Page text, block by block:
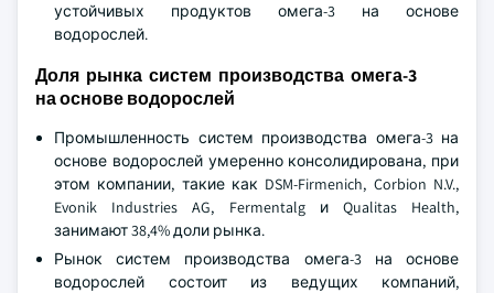
устойчивых продуктов омега-3 на основе
водорослей.
Доля рынка систем производства омега-3
на основе водорослей
Промышленность систем производства омега-3 на
основе водорослей умеренно консолидирована, при
этом компании, такие как DSM-Firmenich, Corbion N.V.,
Evonik Industries AG, Fermentalg и Qualitas Health,
занимают 38,4% доли рынка.
Рынок систем производства омега-3 на основе
водорослей состоит из ведущих компаний,